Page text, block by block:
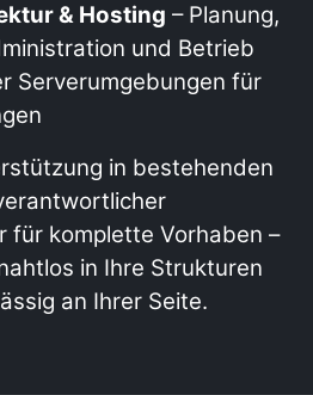
& Hosting – Planung,
und Betrieb
Serverumgebungen für
in bestehenden
für komplette Vorhaben –
in Ihre Strukturen
an Ihrer Seite.